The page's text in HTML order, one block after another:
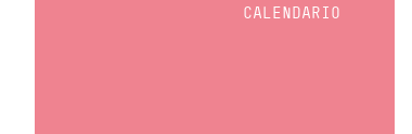
CALENDARIO